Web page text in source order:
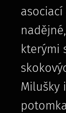
kterými
Milušky